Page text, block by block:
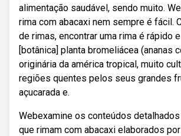
alimentação saudável, sendo muito.
rima com abacaxi nem sempre é fácil.
de rimas, encontrar uma rima é rápido
[botânica] planta bromeliácea (ananas
originária da américa tropical, muito
regiões quentes pelos seus grandes
açucarada e.
Webexamine os conteúdos
que rimam com abacaxi elaborados